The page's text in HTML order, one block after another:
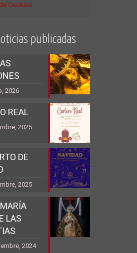
Cookies
publicadas
2026
REAL
2025
DE
2025
LAS
2024